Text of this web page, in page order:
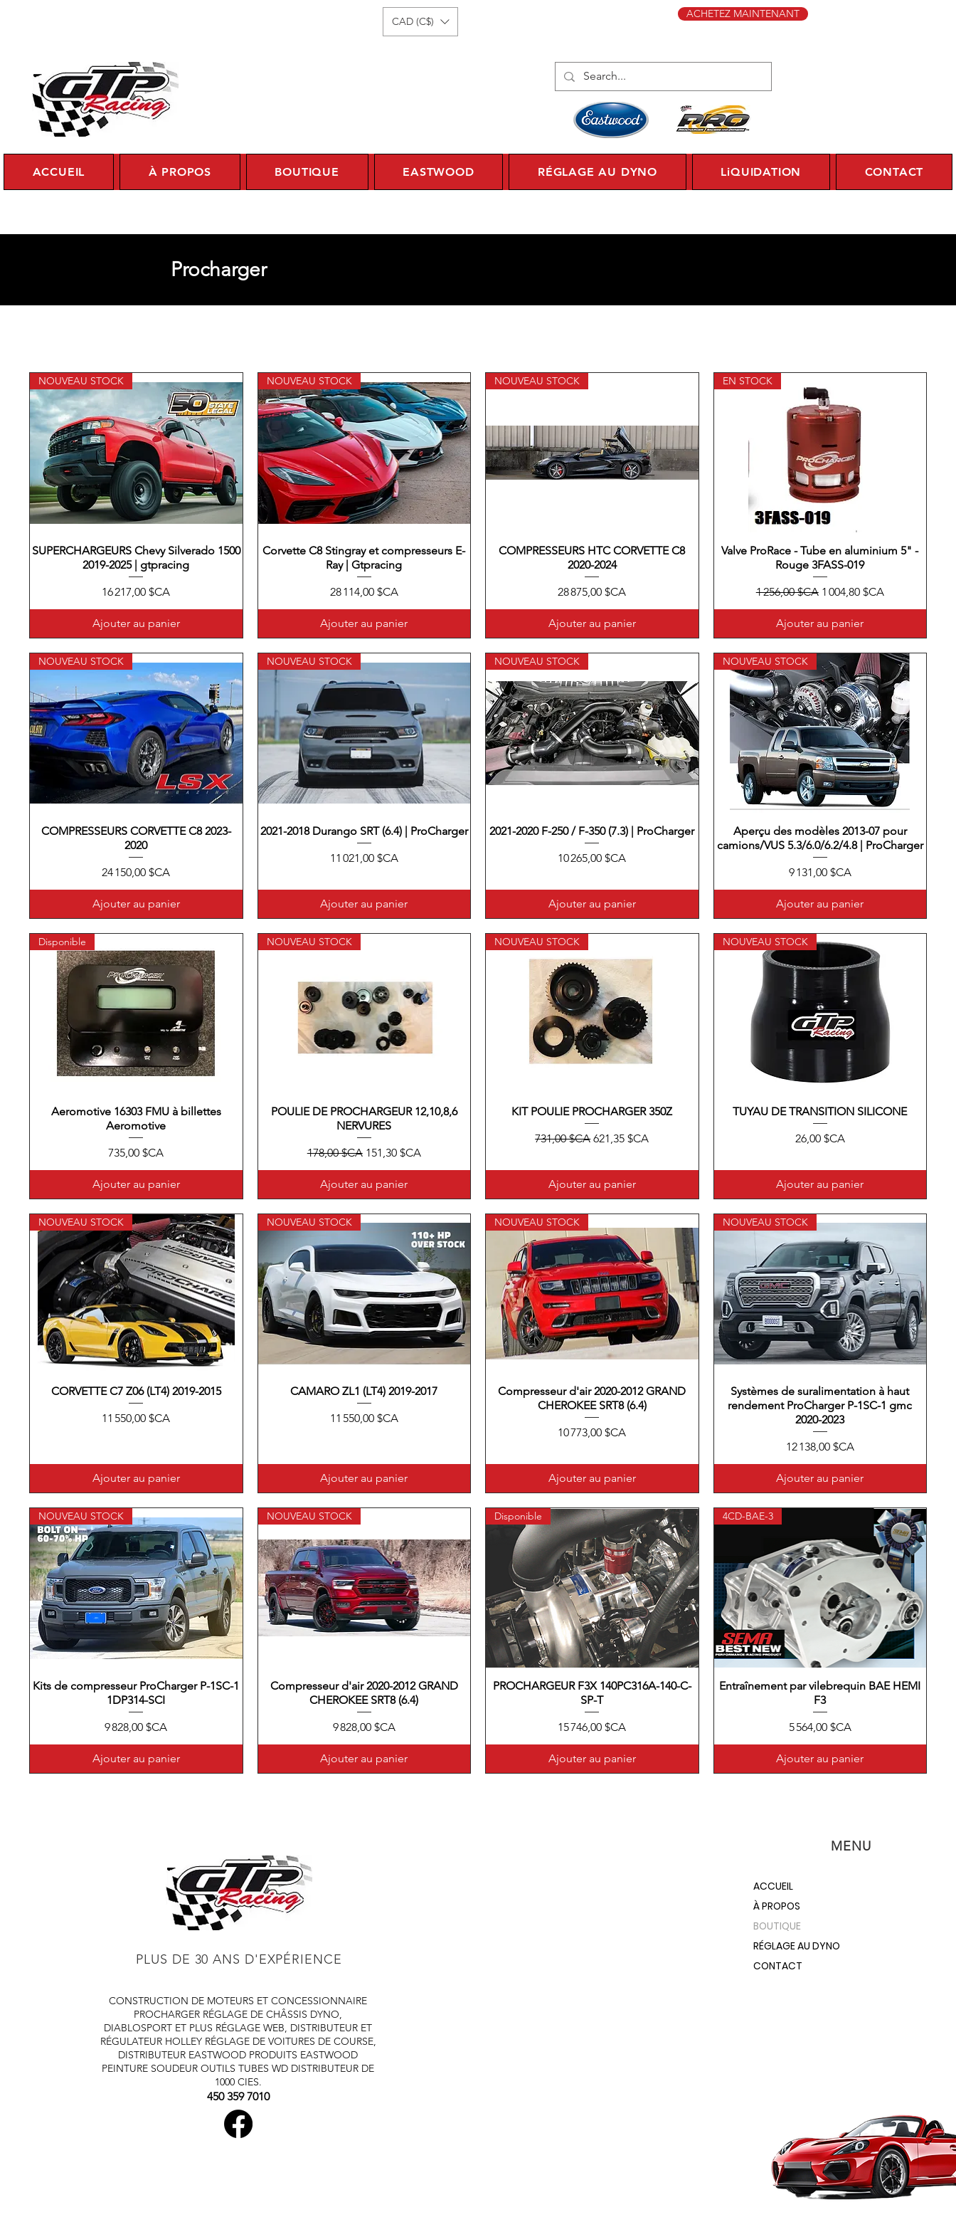
CAD (C$)
ACHETEZ MAINTENANT
ACCUEIL À PROPOS BOUTIQUE EASTWOOD RÉGLAGE AU DYNO LiQUIDATION CONTACT
Procharger
Aperçu rapide
NOUVEAU STOCK
SUPERCHARGEURS Chevy Silverado 1500
2019-2025 | gtpracing
Prix
16 217,00 $CA
Ajouter au panier
Aperçu rapide
NOUVEAU STOCK
Corvette C8 Stingray et compresseurs E-
Ray | Gtpracing
Prix
28 114,00 $CA
Ajouter au panier
Aperçu rapide
NOUVEAU STOCK
COMPRESSEURS HTC CORVETTE C8
2020-2024
Prix
28 875,00 $CA
Ajouter au panier
Aperçu rapide
EN STOCK
Valve ProRace - Tube en aluminium 5" -
Rouge 3FASS-019
Prix original
1 256,00 $CA Prix promotionnel
1 004,80 $CA
Ajouter au panier
Aperçu rapide
NOUVEAU STOCK
COMPRESSEURS CORVETTE C8 2023-
2020
Prix
24 150,00 $CA
Ajouter au panier
Aperçu rapide
NOUVEAU STOCK
2021-2018 Durango SRT (6.4) | ProCharger
Prix
11 021,00 $CA
Ajouter au panier
Aperçu rapide
NOUVEAU STOCK
2021-2020 F-250 / F-350 (7.3) | ProCharger
Prix
10 265,00 $CA
Ajouter au panier
Aperçu rapide
NOUVEAU STOCK
Aperçu des modèles 2013-07 pour
camions/VUS 5.3/6.0/6.2/4.8 | ProCharger
Prix
9 131,00 $CA
Ajouter au panier
Aperçu rapide
Disponible
Aeromotive 16303 FMU à billettes
Aeromotive
Prix
735,00 $CA
Ajouter au panier
Aperçu rapide
NOUVEAU STOCK
POULIE DE PROCHARGEUR 12,10,8,6
NERVURES
Prix original
178,00 $CA Prix promotionnel
151,30 $CA
Ajouter au panier
Aperçu rapide
NOUVEAU STOCK
KIT POULIE PROCHARGER 350Z
Prix original
731,00 $CAPrix promotionnel
621,35 $CA
Ajouter au panier
Aperçu rapide
NOUVEAU STOCK
TUYAU DE TRANSITION SILICONE
Prix
26,00 $CA
Ajouter au panier
Aperçu rapide
NOUVEAU STOCK
CORVETTE C7 Z06 (LT4) 2019-2015
Prix
11 550,00 $CA
Ajouter au panier
Aperçu rapide
NOUVEAU STOCK
CAMARO ZL1 (LT4) 2019-2017
Prix
11 550,00 $CA
Ajouter au panier
Aperçu rapide
NOUVEAU STOCK
Compresseur d'air 2020-2012 GRAND
CHEROKEE SRT8 (6.4)
Prix
10 773,00 $CA
Ajouter au panier
Aperçu rapide
NOUVEAU STOCK
Systèmes de suralimentation à haut
rendement ProCharger P-1SC-1 gmc
2020-2023
Prix
12 138,00 $CA
Ajouter au panier
Aperçu rapide
NOUVEAU STOCK
Kits de compresseur ProCharger P-1SC-1
1DP314-SCI
Prix
9 828,00 $CA
Ajouter au panier
Aperçu rapide
NOUVEAU STOCK
Compresseur d'air 2020-2012 GRAND
CHEROKEE SRT8 (6.4)
Prix
9 828,00 $CA
Ajouter au panier
Aperçu rapide
Disponible
PROCHARGEUR F3X 140PC316A-140-C-
SP-T
Prix
15 746,00 $CA
Ajouter au panier
Aperçu rapide
4CD-BAE-3
Entraînement par vilebrequin BAE HEMI
F3
Prix
5 564,00 $CA
Ajouter au panier
PLUS DE 30 ANS D'EXPÉRIENCE
CONSTRUCTION DE MOTEURS ET CONCESSIONNAIRE
PROCHARGER RÉGLAGE DE CHÂSSIS DYNO,
DIABLOSPORT ET PLUS RÉGLAGE WEB, DISTRIBUTEUR ET
RÉGULATEUR HOLLEY RÉGLAGE DE VOITURES DE COURSE,
DISTRIBUTEUR EASTWOOD PRODUITS EASTWOOD
PEINTURE SOUDEUR OUTILS TUBES WD DISTRIBUTEUR DE
1000 CIES.
450 359 7010
MENU
ACCUEIL
À PROPOS
BOUTIQUE
RÉGLAGE AU DYNO
CONTACT